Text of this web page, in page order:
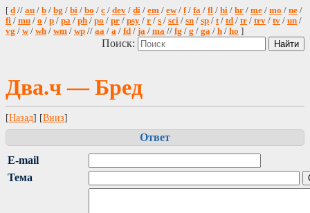
[ d // au / b / bg / bi / bo / c / dev / di / em / ew/ f/ fa / fl / hi / hr / me / mo / ne /
fi / mu / o / p / pa / ph / po / pr / psy / r / s / sci / sn / sp / t/ td / tr / trv / tv / un /
vg / w/ wh / wm / wp // aa / a / fd / ja / ma // fg / g / ga / h / ho ]
Поиск:
Два.ч — Бред
[Назад] [Вниз]
Ответ
E-mail
Тема